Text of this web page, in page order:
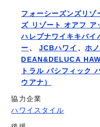
フォーシーズンズリゾ
ズ リゾート オアフ ア
ハレプナワイキキバイ
ー、 JCBハワイ 、 ホ
DEAN&DELUCA
トラル パシフィック
ウアナ）
協力企業
ハワイスタイル